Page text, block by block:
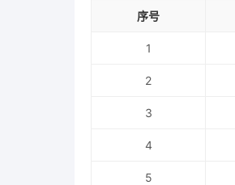
序号
1
2
3
4
5